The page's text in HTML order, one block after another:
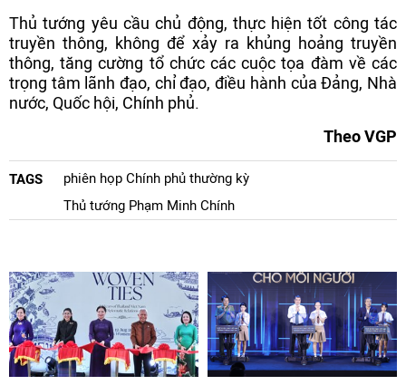
Thủ tướng yêu cầu chủ động, thực hiện tốt công tác
truyền thông, không để xảy ra khủng hoảng truyền
thông, tăng cường tổ chức các cuộc tọa đàm về các
trọng tâm lãnh đạo, chỉ đạo, điều hành của Đảng, Nhà
nước, Quốc hội, Chính phủ.
Theo VGP
TAGS
phiên họp Chính phủ thường kỳ
Thủ tướng Phạm Minh Chính